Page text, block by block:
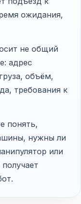
ожидания,
не общий
адрес
объём,
требования к
понять,
нужны ли
или